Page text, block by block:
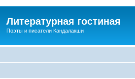
Литературная гостиная
Поэты и писатели Кандалакши